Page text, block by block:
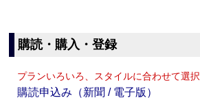
購読・購入・登録
プランいろいろ、スタイルに合わせて選択
購読申込み（新聞 / 電子版）